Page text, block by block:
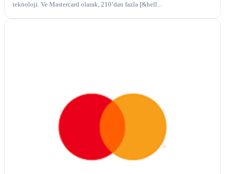
teknoloji. Ve Mastercard olarak, 210’dan fazla [&hell...